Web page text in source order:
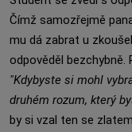
Čímž samozřejmě
mu dá zabrat u
odpověděl
"Kdybyste si mohl
druhém rozum, který
by si vzal ten se